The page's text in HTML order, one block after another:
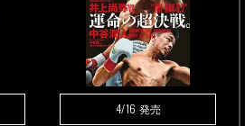
4/16 発売